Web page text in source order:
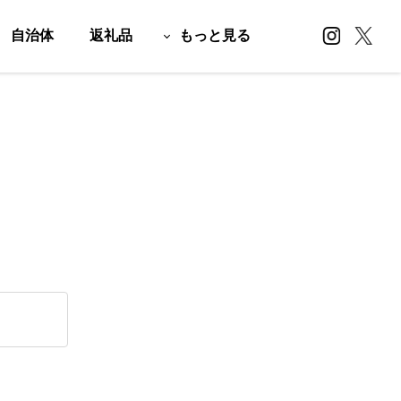
自治体 返礼品 もっと見る